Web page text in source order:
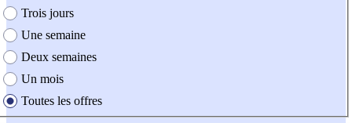
Trois jours
Une semaine
Deux semaines
Un mois
Toutes les offres